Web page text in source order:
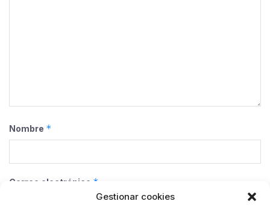
Gestionar cookies
Nombre *
Correo electrónico *